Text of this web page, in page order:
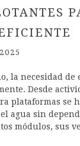
la necesidad
Desde
plataformas se
agua sin
módulos, sus